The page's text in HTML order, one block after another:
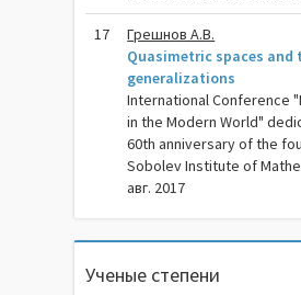
17
Грешнов А.В.
Quasimetric spaces and
generalizations
International Conference
in the Modern World"
60th anniversary of the
Sobolev Institute of
авг. 2017
Ученые степени